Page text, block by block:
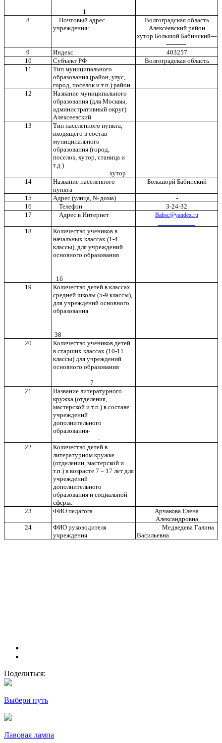
1
8
Почтовый адрес
учреждения:
Волгоградская область
Алексеевский район
хутор Большой Бабинский---
----------
9
Индекс
403257
10
Субъект РФ
Волгоградская область
11
Тип муниципального
образования (район, улус,
город, поселок и т.п.) район
12
Название муниципального
образования (для Москвы,
административный округ)
Алексеевский
13
Тип населенного пункта,
входящего в состав
муниципального
образования (город,
поселок, хутор, станица и
т.д.)
хутор
14
Название населенного
пункта
Большорй Бабинский
15 Адрес (улица, № дома)
-
16
Телефон
3-24-32
17
Адрес в Интернет Babsc@yandex.ru
18
Количество учеников в
начальных классах (1-4
классы), для учреждений
основного образования
16
19
Количество детей в классах
средней школы (5-9 классы),
для учреждений основного
образования
38
20
Количество учеников детей
в старших классах (10-11
классы) для учреждений
основного образования
7
21
Название литературного
кружка (отделения,
мастерской и т.п.) в составе
учреждений
дополнительного
образования-
-
22
Количество детей в
литературном кружке
(отделении, мастерской и
т.п.) в возрасте 7 – 17 лет для
учреждений
дополнительного
образования и социальной
сферы. -
23
ФИО педагога
Арчакова Елена
Александровна
24
ФИО руководителя
учреждения
Медведева Галина
Васильевна
Поделиться:
Выбери путь
Лавовая лампа